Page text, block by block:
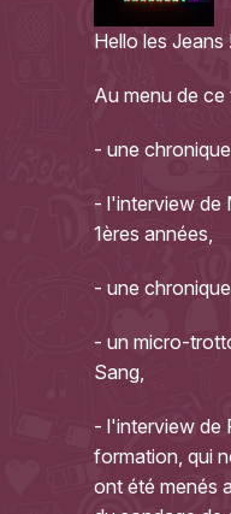
Hello les Jeans
Au menu de ce
- une
- l'interview de
1ères années,
- une
- un micro-
Sang,
- l'interview de
formation, qui
ont été menés